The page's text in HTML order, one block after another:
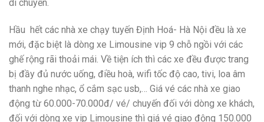
di chuyển.
Hầu hết các nhà xe chạy tuyến Định Hoá- Hà Nội đều là xe
mới, đặc biệt là dòng xe Limousine vip 9 chỗ ngồi với các
ghế rộng rãi thoải mái. Về tiện ích thì các xe đều được trang
bị đầy đủ nước uống, điều hoà, wifi tốc độ cao, tivi, loa âm
thanh nghe nhạc, ổ cắm sạc usb,… Giá vé các nhà xe giao
động từ 60.000-70.000đ/ vé/ chuyến đối với dòng xe khách,
đối với dòng xe vip Limousine thì giá vé giao động 150.000